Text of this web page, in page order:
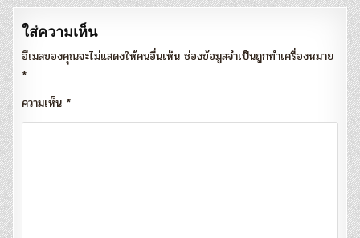
ใส่ความเห็น
อีเมลของคุณจะไม่แสดงให้คนอื่นเห็น ช่องข้อมูลจำเป็นถูกทำเครื่องหมาย
*
ความเห็น *